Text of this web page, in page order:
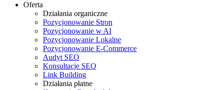
Oferta
Działania organiczne
Pozycjonowanie Stron
Pozycjonowanie w AI
Pozycjonowanie Lokalne
Pozycjonowanie E-Commerce
Audyt SEO
Konsultacje SEO
Link Building
Działania płatne